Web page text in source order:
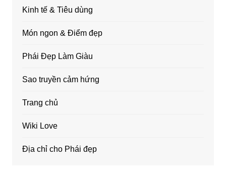
Kinh tế & Tiêu dùng
Món ngon & Điểm đẹp
Phái Đẹp Làm Giàu
Sao truyền cảm hứng
Trang chủ
Wiki Love
Địa chỉ cho Phái đẹp